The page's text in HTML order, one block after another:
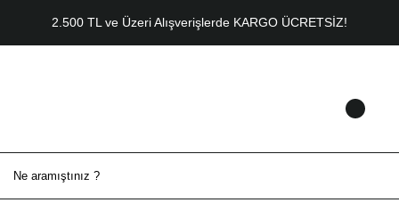
2.500 TL ve Üzeri Alışverişlerde KARGO ÜCRETSİZ!